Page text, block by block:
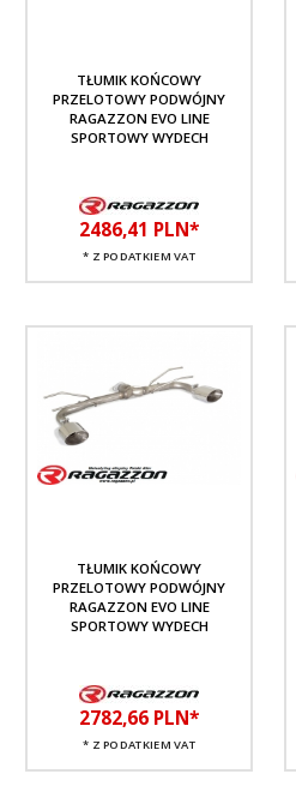
TŁUMIK KOŃCOWY
PRZELOTOWY PODWÓJNY
RAGAZZON EVO LINE
SPORTOWY WYDECH
2486,41 PLN*
* Z PODATKIEM VAT
TŁUMIK KOŃCOWY
PRZELOTOWY PODWÓJNY
RAGAZZON EVO LINE
SPORTOWY WYDECH
2782,66 PLN*
* Z PODATKIEM VAT